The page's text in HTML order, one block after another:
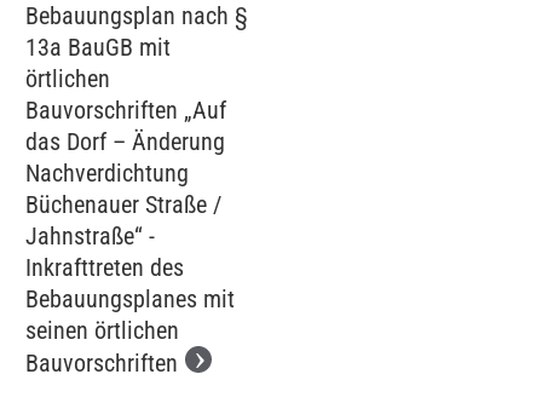
Bebauungsplan nach §
13a BauGB mit
örtlichen
Bauvorschriften „Auf
das Dorf – Änderung
Nachverdichtung
Büchenauer Straße /
Jahnstraße“ -
Inkrafttreten des
Bebauungsplanes mit
seinen örtlichen
Bauvorschriften